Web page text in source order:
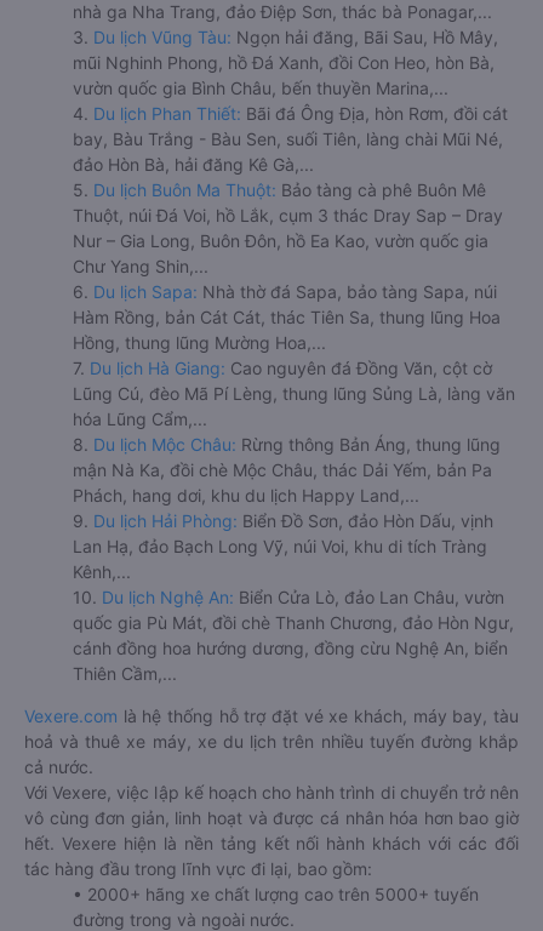
nhà ga Nha Trang, đảo Điệp Sơn, thác bà Ponagar,...
3. Du lịch Vũng Tàu: Ngọn hải đăng, Bãi Sau, Hồ Mây,
mũi Nghinh Phong, hồ Đá Xanh, đồi Con Heo, hòn Bà,
vườn quốc gia Bình Châu, bến thuyền Marina,...
4. Du lịch Phan Thiết: Bãi đá Ông Địa, hòn Rơm, đồi cát
bay, Bàu Trắng - Bàu Sen, suối Tiên, làng chài Mũi Né,
đảo Hòn Bà, hải đăng Kê Gà,...
5. Du lịch Buôn Ma Thuột: Bảo tàng cà phê Buôn Mê
Thuột, núi Đá Voi, hồ Lắk, cụm 3 thác Dray Sap – Dray
Nur – Gia Long, Buôn Đôn, hồ Ea Kao, vườn quốc gia
Chư Yang Shin,...
6. Du lịch Sapa: Nhà thờ đá Sapa, bảo tàng Sapa, núi
Hàm Rồng, bản Cát Cát, thác Tiên Sa, thung lũng Hoa
Hồng, thung lũng Mường Hoa,...
7. Du lịch Hà Giang: Cao nguyên đá Đồng Văn, cột cờ
Lũng Cú, đèo Mã Pí Lèng, thung lũng Sủng Là, làng văn
hóa Lũng Cẩm,...
8. Du lịch Mộc Châu: Rừng thông Bản Áng, thung lũng
mận Nà Ka, đồi chè Mộc Châu, thác Dải Yếm, bản Pa
Phách, hang dơi, khu du lịch Happy Land,...
9. Du lịch Hải Phòng: Biển Đồ Sơn, đảo Hòn Dấu, vịnh
Lan Hạ, đảo Bạch Long Vỹ, núi Voi, khu di tích Tràng
Kênh,...
10. Du lịch Nghệ An: Biển Cửa Lò, đảo Lan Châu, vườn
quốc gia Pù Mát, đồi chè Thanh Chương, đảo Hòn Ngư,
cánh đồng hoa hướng dương, đồng cừu Nghệ An, biển
Thiên Cầm,...
Vexere.com là hệ thống hỗ trợ đặt vé xe khách, máy bay, tàu
hoả và thuê xe máy, xe du lịch trên nhiều tuyến đường khắp
cả nước.
Với Vexere, việc lập kế hoạch cho hành trình di chuyển trở nên
vô cùng đơn giản, linh hoạt và được cá nhân hóa hơn bao giờ
hết. Vexere hiện là nền tảng kết nối hành khách với các đối
tác hàng đầu trong lĩnh vực đi lại, bao gồm:
• 2000+ hãng xe chất lượng cao trên 5000+ tuyến
đường trong và ngoài nước.